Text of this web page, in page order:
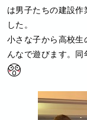
は男子たちの建設作
した。
小さな子から高校生
んなで遊びます。